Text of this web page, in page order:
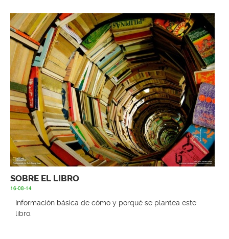
SOBRE EL LIBRO
16-08-14
Información básica de cómo y porqué se plantea este
libro.